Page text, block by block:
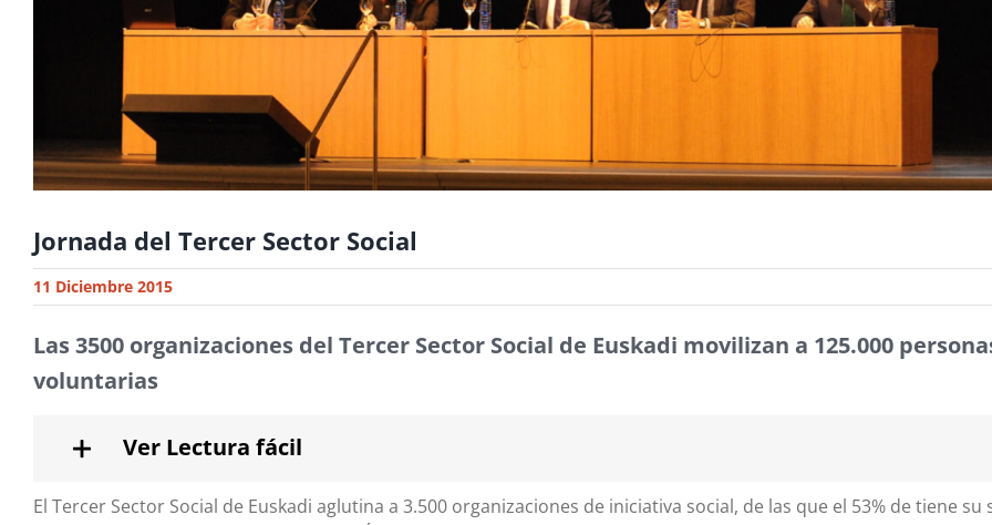
Jornada del Tercer Sector Social
11 Diciembre 2015
Las 3500 organizaciones del Tercer Sector Social de Euskadi movilizan a 125.000
voluntarias
Ver Lectura fácil
El Tercer Sector Social de Euskadi aglutina a 3.500 organizaciones de iniciativa social, de las que el 53% de tiene su